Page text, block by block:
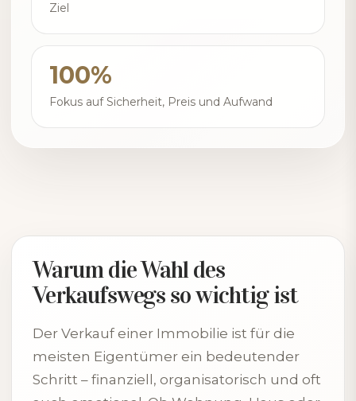
Ziel
100%
Fokus auf Sicherheit, Preis und Aufwand
Warum die Wahl des
Verkaufswegs so wichtig ist
Der Verkauf einer Immobilie ist für die
meisten Eigentümer ein bedeutender
Schritt – finanziell, organisatorisch und oft